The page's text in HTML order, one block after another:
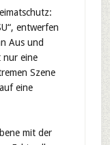
entwerfen
Aus und
nur eine
Szene
eine
mit der